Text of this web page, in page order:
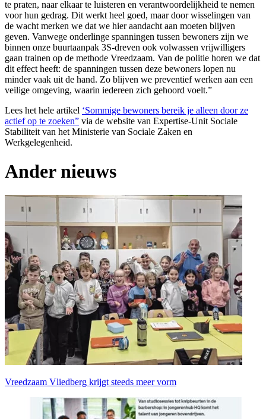
te praten, naar elkaar te luisteren en verantwoordelijkheid te nemen
voor hun gedrag. Dit werkt heel goed, maar door wisselingen van
de wacht merken we dat we hier aandacht aan moeten blijven
geven. Vanwege onderlinge spanningen tussen bewoners zijn we
binnen onze buurtaanpak 3S-dreven ook volwassen vrijwilligers
gaan trainen op de methode Vreedzaam. Van de politie horen we dat
dit effect heeft: de spanningen tussen deze bewoners lopen nu
minder vaak uit de hand. Zo blijven we preventief werken aan een
veilige omgeving, waarin iedereen zich gehoord voelt.”
Lees het hele artikel ‘Sommige bewoners bereik je alleen door ze
actief op te zoeken” via de website van Expertise-Unit Sociale
Stabiliteit van het Ministerie van Sociale Zaken en
Werkgelegenheid.
Ander nieuws
Vreedzaam Vliedberg krijgt steeds meer vorm